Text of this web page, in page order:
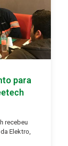
para
recebeu
Elektro,